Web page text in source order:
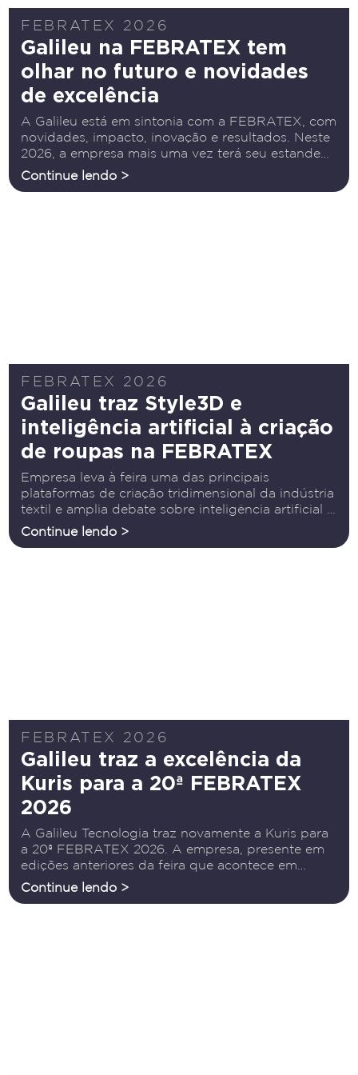
FEBRATEX 2026
Galileu na FEBRATEX tem
olhar no futuro e novidades
de excelência
A Galileu está em sintonia com a FEBRATEX, com
novidades, impacto, inovação e resultados. Neste
2026, a empresa mais uma vez terá seu estande
nesta 20ª edição. “Sempre estivemos presentes”,
Continue lendo >
FEBRATEX 2026
Galileu traz Style3D e
inteligência artificial à criação
de roupas na FEBRATEX
Empresa leva à feira uma das principais
plataformas de criação tridimensional da indústria
têxtil e amplia debate sobre inteligência artificial e
transformação digital A transformação digital da
Continue lendo >
FEBRATEX 2026
Galileu traz a excelência da
Kuris para a 20ª FEBRATEX
2026
A Galileu Tecnologia traz novamente a Kuris para
a 20ª FEBRATEX 2026. A empresa, presente em
edições anteriores da feira que acontece em
agosto, em Blumenau, é uma companhia global
Continue lendo >